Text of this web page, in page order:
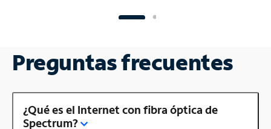
Preguntas frecuentes
¿Qué es el Internet con fibra óptica de
Spectrum?